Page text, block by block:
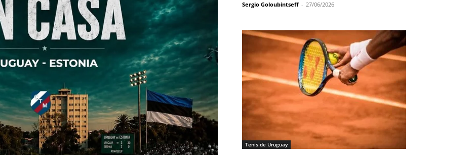
Sergio Goloubintseff - 27/06/2026
Tenis de Uruguay